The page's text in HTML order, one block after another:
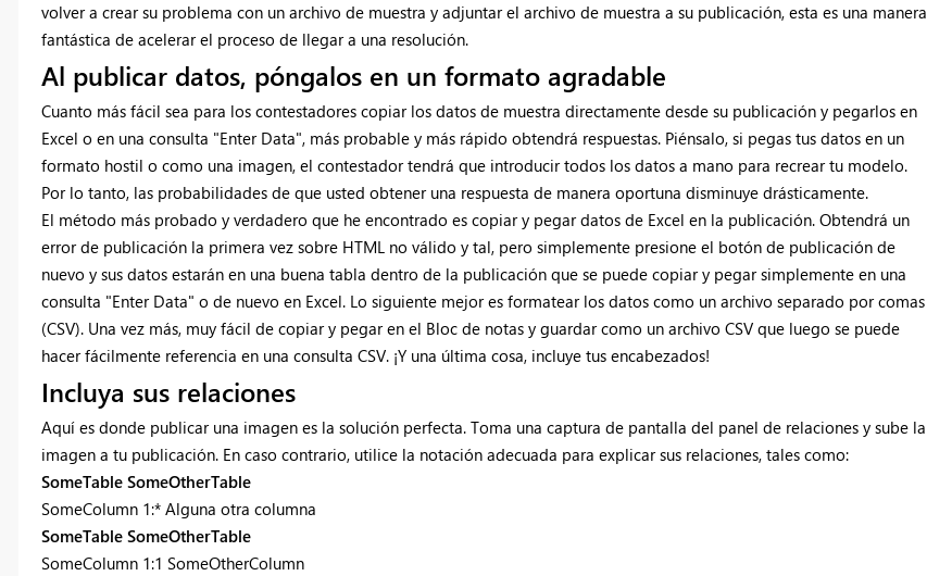
volver a crear su problema con un archivo de muestra y adjuntar el archivo de muestra a su publicación, esta es una manera
fantástica de acelerar el proceso de llegar a una resolución.
Al publicar datos, póngalos en un formato agradable
Cuanto más fácil sea para los contestadores copiar los datos de muestra directamente desde su publicación y pegarlos en
Excel o en una consulta "Enter Data", más probable y más rápido obtendrá respuestas. Piénsalo, si pegas tus datos en un
formato hostil o como una imagen, el contestador tendrá que introducir todos los datos a mano para recrear tu modelo.
Por lo tanto, las probabilidades de que usted obtener una respuesta de manera oportuna disminuye drásticamente.
El método más probado y verdadero que he encontrado es copiar y pegar datos de Excel en la publicación. Obtendrá un
error de publicación la primera vez sobre HTML no válido y tal, pero simplemente presione el botón de publicación de
nuevo y sus datos estarán en una buena tabla dentro de la publicación que se puede copiar y pegar simplemente en una
consulta "Enter Data" o de nuevo en Excel. Lo siguiente mejor es formatear los datos como un archivo separado por comas
(CSV). Una vez más, muy fácil de copiar y pegar en el Bloc de notas y guardar como un archivo CSV que luego se puede
hacer fácilmente referencia en una consulta CSV. ¡Y una última cosa, incluye tus encabezados!
Incluya sus relaciones
Aquí es donde publicar una imagen es la solución perfecta. Toma una captura de pantalla del panel de relaciones y sube la
imagen a tu publicación. En caso contrario, utilice la notación adecuada para explicar sus relaciones, tales como:
SomeTable SomeOtherTable
SomeColumn 1:* Alguna otra columna
SomeTable SomeOtherTable
SomeColumn 1:1 SomeOtherColumn